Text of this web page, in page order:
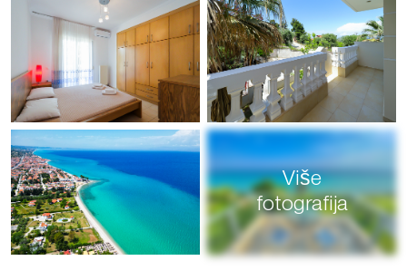
Više
fotografija